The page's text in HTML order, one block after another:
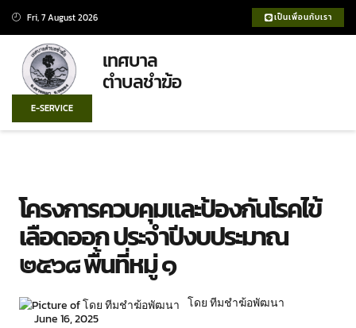
Fri, 7 August 2026 เป็นเพื่อนกับเรา
เทศบาล
ตำบลชำฆ้อ
E-SERVICE
โครงการควบคุมและป้องกันโรคไข้
เลือดออก ประจำปีงบประมาณ
๒๕๖๘ พื้นที่หมู่ ๑
โดย ทีมชำฆ้อพัฒนา
June 16, 2025